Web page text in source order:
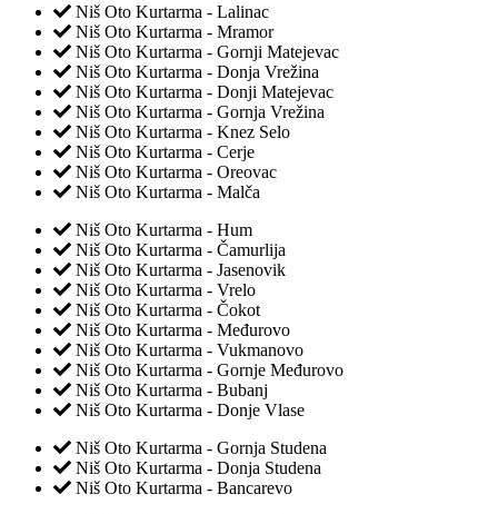
Niš Oto Kurtarma - Lalinac
Niš Oto Kurtarma - Mramor
Niš Oto Kurtarma - Gornji Matejevac
Niš Oto Kurtarma - Donja Vrežina
Niš Oto Kurtarma - Donji Matejevac
Niš Oto Kurtarma - Gornja Vrežina
Niš Oto Kurtarma - Knez Selo
Niš Oto Kurtarma - Cerje
Niš Oto Kurtarma - Oreovac
Niš Oto Kurtarma - Malča
Niš Oto Kurtarma - Hum
Niš Oto Kurtarma - Čamurlija
Niš Oto Kurtarma - Jasenovik
Niš Oto Kurtarma - Vrelo
Niš Oto Kurtarma - Čokot
Niš Oto Kurtarma - Međurovo
Niš Oto Kurtarma - Vukmanovo
Niš Oto Kurtarma - Gornje Međurovo
Niš Oto Kurtarma - Bubanj
Niš Oto Kurtarma - Donje Vlase
Niš Oto Kurtarma - Gornja Studena
Niš Oto Kurtarma - Donja Studena
Niš Oto Kurtarma - Bancarevo